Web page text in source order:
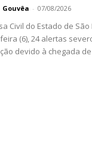
- 07/08/2026
Civil do Estado de
(6), 24 alertas
devido à chegada de